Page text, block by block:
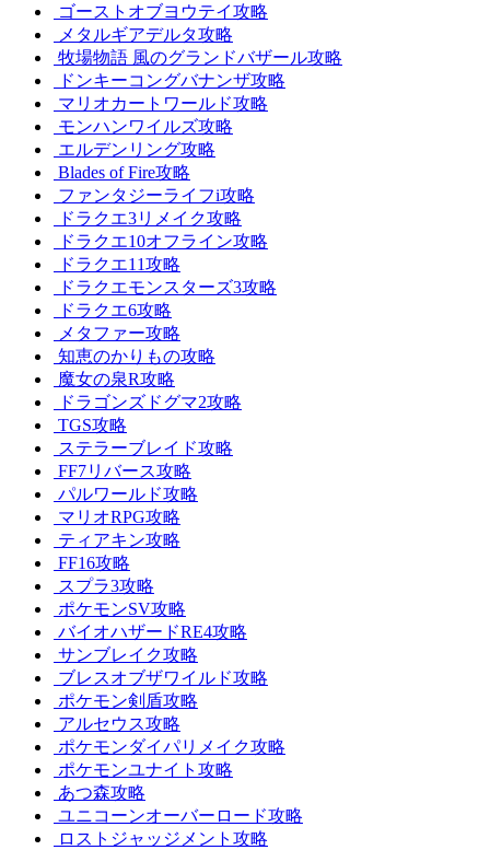
ゴーストオブヨウテイ攻略
メタルギアデルタ攻略
牧場物語 風のグランドバザール攻略
ドンキーコングバナンザ攻略
マリオカートワールド攻略
モンハンワイルズ攻略
エルデンリング攻略
Blades of Fire攻略
ファンタジーライフi攻略
ドラクエ3リメイク攻略
ドラクエ10オフライン攻略
ドラクエ11攻略
ドラクエモンスターズ3攻略
ドラクエ6攻略
メタファー攻略
知恵のかりもの攻略
魔女の泉R攻略
ドラゴンズドグマ2攻略
TGS攻略
ステラーブレイド攻略
FF7リバース攻略
パルワールド攻略
マリオRPG攻略
ティアキン攻略
FF16攻略
スプラ3攻略
ポケモンSV攻略
バイオハザードRE4攻略
サンブレイク攻略
ブレスオブザワイルド攻略
ポケモン剣盾攻略
アルセウス攻略
ポケモンダイパリメイク攻略
ポケモンユナイト攻略
あつ森攻略
ユニコーンオーバーロード攻略
ロストジャッジメント攻略